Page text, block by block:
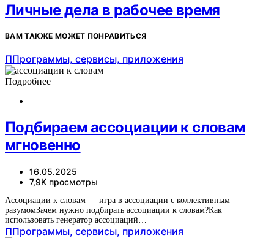
Личные дела в рабочее время
ВАМ ТАКЖЕ МОЖЕТ ПОНРАВИТЬСЯ
ППрограммы, сервисы, приложения
Подробнее
Подбираем ассоциации к словам
мгновенно
16.05.2025
7,9K просмотры
Ассоциации к словам — игра в ассоциации с коллективным
разумомЗачем нужно подбирать ассоциации к словам?Как
использовать генератор ассоциаций…
ППрограммы, сервисы, приложения